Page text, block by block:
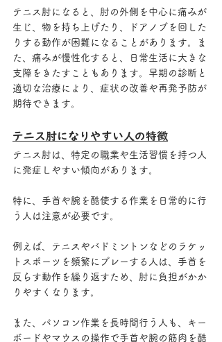
テニス肘になると、肘の外側を中心に痛みが
生じ、物を持ち上げたり、ドアノブを回した
りする動作が困難になることがあります。ま
た、痛みが慢性化すると、日常生活に大きな
支障をきたすこともあります。早期の診断と
適切な治療により、症状の改善や再発予防が
期待できます。
テニス肘になりやすい人の特徴
テニス肘は、特定の職業や生活習慣を持つ人
に発症しやすい傾向があります。
特に、手首や腕を酷使する作業を日常的に行
う人は注意が必要です。
例えば、テニスやバドミントンなどのラケッ
トスポーツを頻繁にプレーする人は、手首を
反らす動作を繰り返すため、肘に負担がかか
りやすくなります。
また、パソコン作業を長時間行う人も、キー
ボードやマウスの操作で手首や腕の筋肉を酷